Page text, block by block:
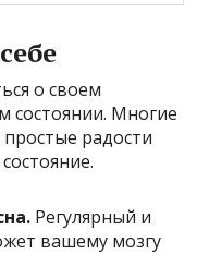
о своем
состоянии. Многие
радости
Регулярный и
вашему мозгу